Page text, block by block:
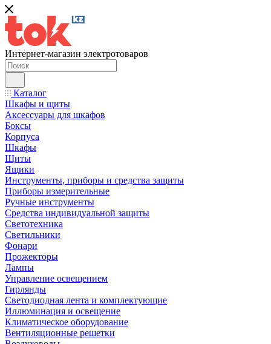
Интернет-магазин электротоваров
Каталог
Шкафы и щиты
Аксессуары для шкафов
Боксы
Корпуса
Шкафы
Щиты
Ящики
Инструменты, приборы и средства защиты
Приборы измерительные
Ручные инструменты
Средства индивидуальной защиты
Светотехника
Светильники
Фонари
Прожекторы
Лампы
Управление освещением
Гирлянды
Светодиодная лента и комплектующие
Иллюминация и освещение
Климатическое оборудование
Вентиляционные решетки